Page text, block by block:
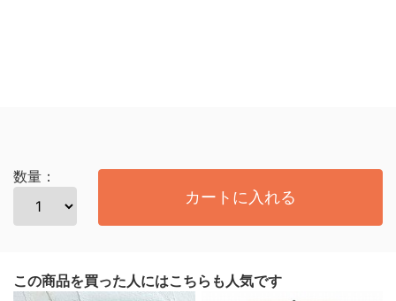
数量：
カートに入れる
この商品を買った人にはこちらも人気です